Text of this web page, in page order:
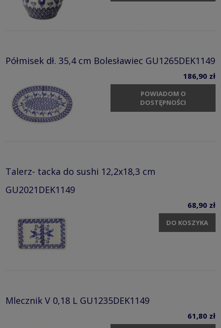
Półmisek dł. 35,4 cm Bolesławiec GU1265DEK1149
186,90 zł
POWIADOM O
DOSTĘPNOŚCI
Talerz- tacka do sushi 12,2x18,3 cm
GU2021DEK1149
68,90 zł
DO KOSZYKA
Mlecznik V 0,18 L GU1235DEK1149
61,80 zł